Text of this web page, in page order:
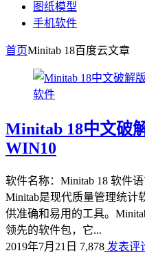
图纸模型
手机软件
首页Minitab 18百度云文章
软件
Minitab 18中文破
WIN10
软件名称：Minitab 18 软件
Minitab是现代质量管理统计
供准确和易用的工具。
领先的软件包，它...
2019年7月21日 7,878 发表评